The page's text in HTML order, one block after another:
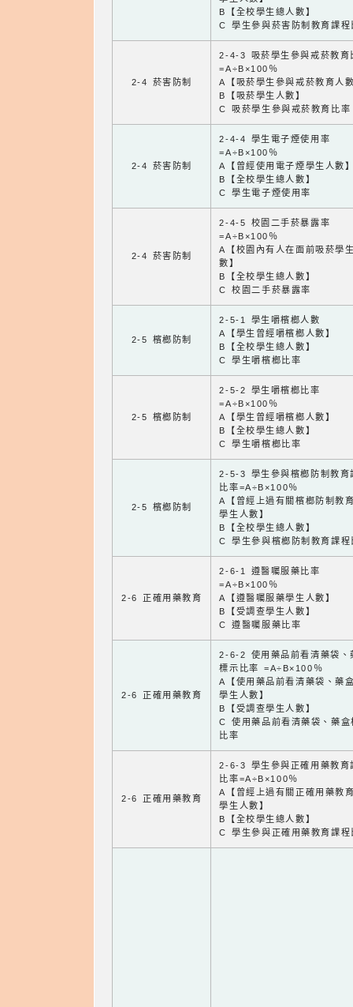
B【全校學生總人數】
C 學生參與菸害防制教育課程
2-4 菸害防制
2-4-3 吸菸學生參與戒菸教育
=A÷B×100％
A【吸菸學生參與戒菸教育人
B【吸菸學生人數】
C 吸菸學生參與戒菸教育比率
2-4 菸害防制
2-4-4 學生電子煙使用率
=A÷B×100％
A【曾經使用電子煙學生人數
B【全校學生總人數】
C 學生電子煙使用率
2-4 菸害防制
2-4-5 校園二手菸暴露率
=A÷B×100％
A【校園內有人在面前吸菸學
數】
B【全校學生總人數】
C 校園二手菸暴露率
2-5 檳榔防制
2-5-1 學生嚼檳榔人數
A【學生曾經嚼檳榔人數】
B【全校學生總人數】
C 學生嚼檳榔比率
2-5 檳榔防制
2-5-2 學生嚼檳榔比率
=A÷B×100％
A【學生曾經嚼檳榔人數】
B【全校學生總人數】
C 學生嚼檳榔比率
2-5 檳榔防制
2-5-3 學生參與檳榔防制教育
比率=A÷B×100％
A【曾經上過有關檳榔防制教
學生人數】
B【全校學生總人數】
C 學生參與檳榔防制教育課程
2-6 正確用藥教育
2-6-1 遵醫囑服藥比率
=A÷B×100％
A【遵醫囑服藥學生人數】
B【受調查學生人數】
C 遵醫囑服藥比率
2-6 正確用藥教育
2-6-2 使用藥品前看清藥袋、
標示比率 =A÷B×100％
A【使用藥品前看清藥袋、藥
學生人數】
B【受調查學生人數】
C 使用藥品前看清藥袋、藥盒
比率
2-6 正確用藥教育
2-6-3 學生參與正確用藥教育
比率=A÷B×100％
A【曾經上過有關正確用藥教
學生人數】
B【全校學生總人數】
C 學生參與正確用藥教育課程